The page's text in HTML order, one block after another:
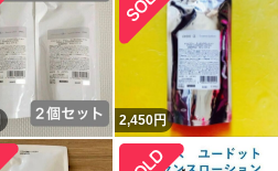
2,450円